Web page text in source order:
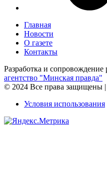
Главная
Новости
О газете
Контакты
Разработка и сопровождение
агентство "Минская правда"
© 2024 Все права защищены |
Условия использования